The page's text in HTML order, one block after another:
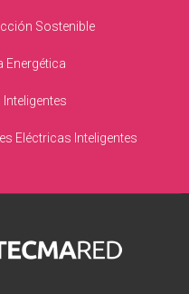
Sostenible
Energética
Eléctricas Inteligentes